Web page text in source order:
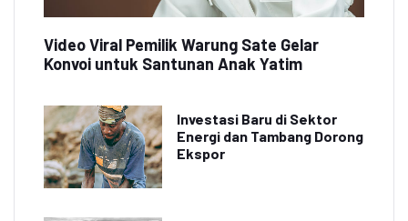
Video Viral Pemilik Warung Sate Gelar
Konvoi untuk Santunan Anak Yatim
Investasi Baru di Sektor
Energi dan Tambang Dorong
Ekspor